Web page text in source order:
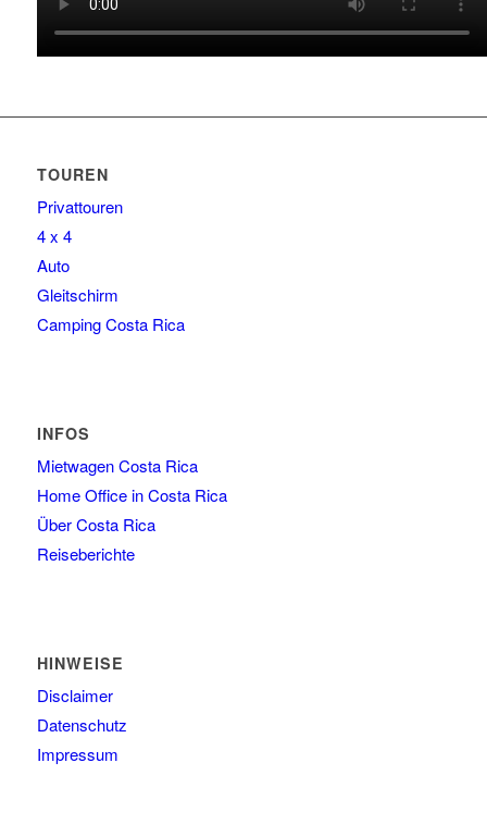
TOUREN
Privattouren
4 x 4
Auto
Gleitschirm
Camping Costa Rica
INFOS
Mietwagen Costa Rica
Home Office in Costa Rica
Über Costa Rica
Reiseberichte
HINWEISE
Disclaimer
Datenschutz
Impressum